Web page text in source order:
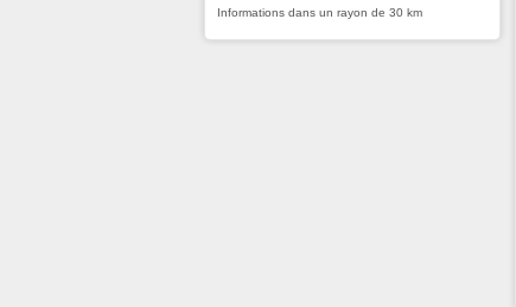
Informations dans un rayon de 30 km